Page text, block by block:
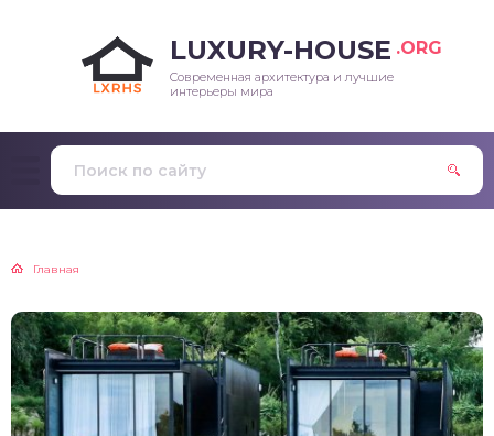
LUXURY-HOUSE .ORG
Современная архитектура и лучшие
интерьеры мира
Главная